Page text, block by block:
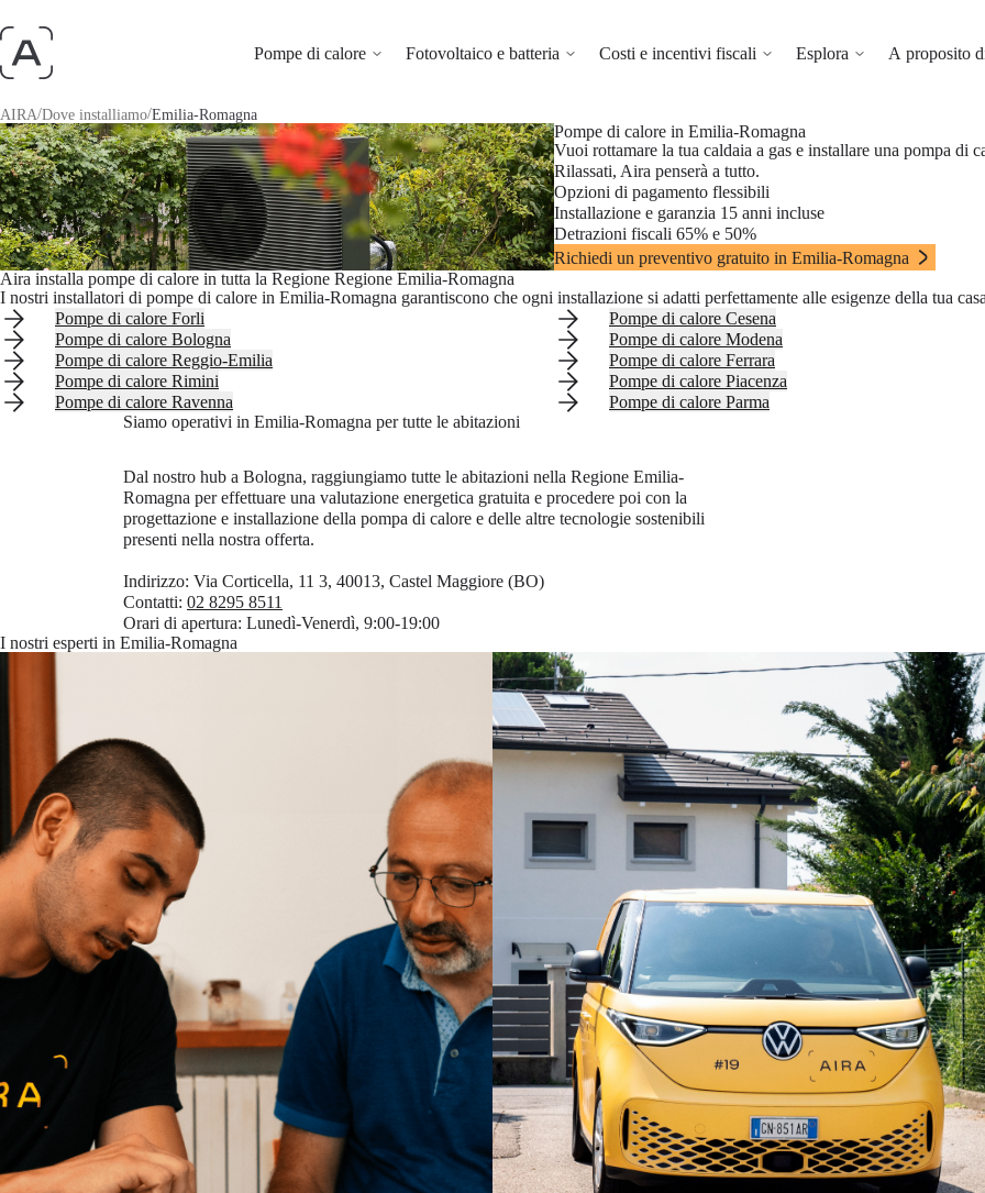
Pompe di calore Fotovoltaico e batteria Costi e incentivi fiscali Esplora A proposito
AIRA/Dove installiamo/Emilia-Romagna
Pompe di calore in Emilia-Romagna
Vuoi rottamare la tua caldaia a gas e installare una pompa di
Rilassati, Aira penserà a tutto.
Opzioni di pagamento flessibili
Installazione e garanzia 15 anni incluse
Detrazioni fiscali 65% e 50%
Richiedi un preventivo gratuito in Emilia-Romagna
Aira installa pompe di calore in tutta la Regione Regione Emilia-Romagna
I nostri installatori di pompe di calore in Emilia-Romagna garantiscono che ogni installazione si adatti perfettamente alle esigenze della tua
Pompe di calore Forli
Pompe di calore Cesena
Pompe di calore Bologna
Pompe di calore Modena
Pompe di calore Reggio-Emilia
Pompe di calore Ferrara
Pompe di calore Rimini
Pompe di calore Piacenza
Pompe di calore Ravenna
Pompe di calore Parma
Siamo operativi in Emilia-Romagna per tutte le abitazioni
Dal nostro hub a Bologna, raggiungiamo tutte le abitazioni nella Regione Emilia-
Romagna per effettuare una valutazione energetica gratuita e procedere poi con la
progettazione e installazione della pompa di calore e delle altre tecnologie sostenibili
presenti nella nostra offerta.
Indirizzo: Via Corticella, 11 3, 40013, Castel Maggiore (BO)
Contatti: 02 8295 8511
Orari di apertura: Lunedì-Venerdì, 9:00-19:00
I nostri esperti in Emilia-Romagna